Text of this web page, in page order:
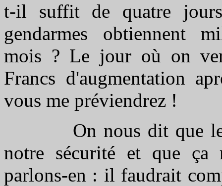
t-il suffit de quatre
gendarmes obtiennent
mois ? Le jour où on
Francs d'augmentation
vous me préviendrez !
On nous dit que les
notre sécurité et que ça
parlons-en : il faudrait